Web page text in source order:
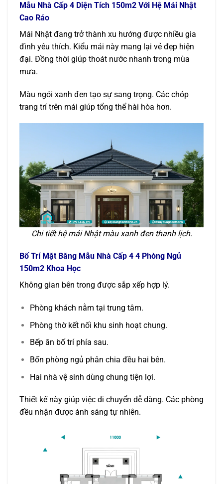
Mẫu Nhà Cấp 4 Diện Tích 150m2 Với Hệ Mái Nhật
Cao Ráo
Mái Nhật đang trở thành xu hướng được nhiều gia
đình yêu thích. Kiểu mái này mang lại vẻ đẹp hiện
đại. Đồng thời giúp thoát nước nhanh trong mùa
mưa.
Màu ngói xanh đen tạo sự sang trọng. Các chóp
trang trí trên mái giúp tổng thể hài hòa hơn.
Chi tiết hệ mái Nhật màu xanh đen thanh lịch.
Bố Trí Mặt Bằng Mẫu Nhà Cấp 4 4 Phòng Ngủ
150m2 Khoa Học
Không gian bên trong được sắp xếp hợp lý.
Phòng khách nằm tại trung tâm.
Phòng thờ kết nối khu sinh hoạt chung.
Bếp ăn bố trí phía sau.
Bốn phòng ngủ phân chia đều hai bên.
Hai nhà vệ sinh dùng chung tiện lợi.
Thiết kế này giúp việc di chuyển dễ dàng. Các phòng
đều nhận được ánh sáng tự nhiên.